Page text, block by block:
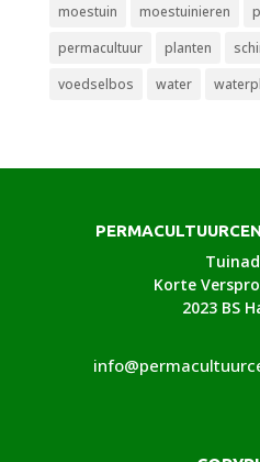
moestuin
moestuinieren
permacultuur
planten
voedselbos
water
Korte
2023 BS